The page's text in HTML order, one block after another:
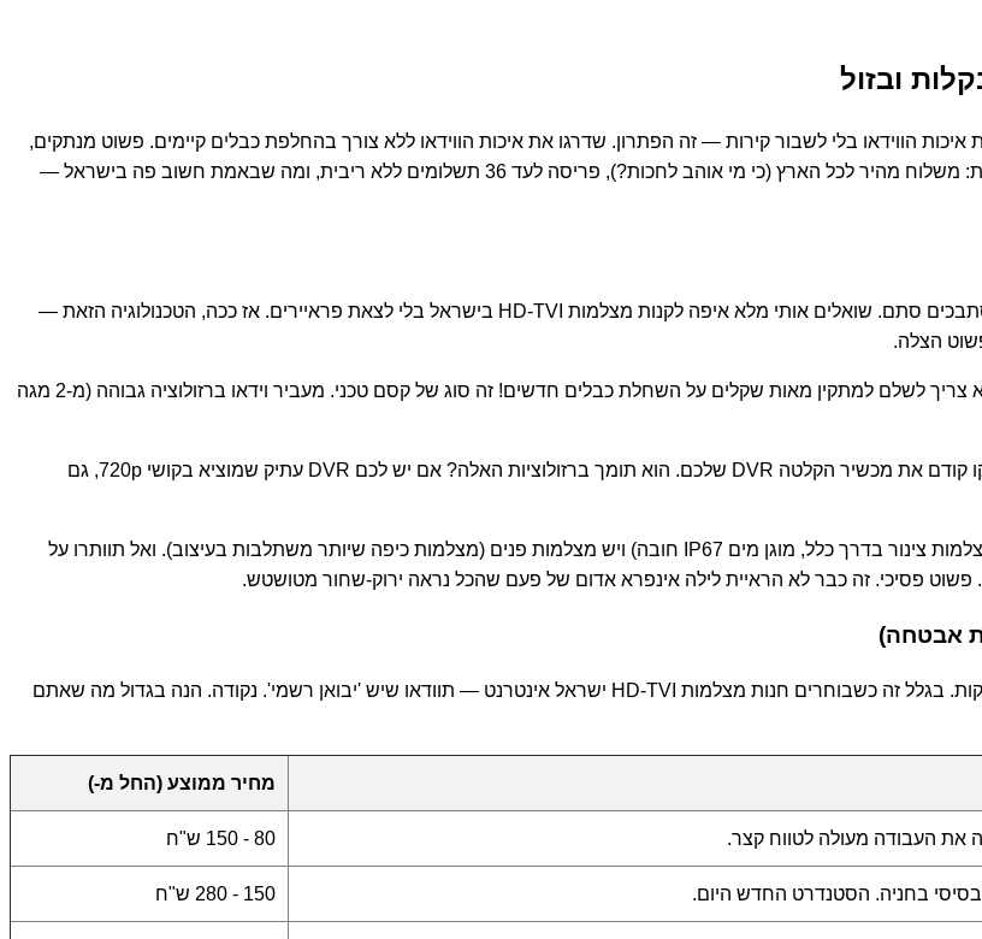
הווידאו בלי לשבור קירות — זה הפתרון. שדרגו את איכות הווידאו ללא צורך בהחלפת כבלים קיימים. פשוט מנתקים,
מחברים את החדשה ויש תמונה פגז. אנחנו בטופמרקט סוגרים לכם את כל הפינות: משלוח מהיר לכל הארץ (כי מי אוהב לחכות?), פריסה לעד 36 תשלומים ללא ריבית, ומה שבאמת חשוב פה בישראל —
תשמעו, אנחנו כבר ב-2026. המחירים ירדו משמעותית, ואני רואה איך אנשים מסתבכים סתם. שואלים אותי מלא איפה לקנות מצלמות HD-TVI בישראל בלי לצאת פראיירים. אז ככה, הטכנולוגיה הזאת —
למה? כי הכל רוכב על כבל קואקסיאלי RG59 הישן שלכם עם חיבור BNC רגיל. לא צריך לשלם למתקין מאות שקלים על השחלת כבלים חדשים! זה סוג של קסם טכני. מעביר וידאו ברזולוציה גבוהה (מ-2 מגה
אבל פה הקאץ' — כשאתם מחפשים מצלמות HD-TVI מחיר מיוחד אונליין, תבדקו קודם את מכשיר הקלטה DVR שלכם. הוא תומך ברזולוציות האלה? אם יש לכם DVR עתיק שמוציא בקושי 720p, גם
מהן מצלמות HD-TVI הכי טוב לקנות? תלוי איפה שמים אותן. יש מצלמות חוץ (מצלמות צינור בדרך כלל, מוגן מים IP67 חובה) ויש מצלמות פנים (מצלמות כיפה שיותר משתלבות בעיצוב). ואל תוותרו על
הרבה חבר'ה עושים השוואת מחירים מצלמות HD-TVI ונופלים על חנויות מפוקפקות. בגלל זה כשבוחרים חנות מצלמות HD-TVI ישראל אינטרנט — תוודאו שיש 'יבואן רשמי'. נקודה. הנה בגדול מה שאתם
מחיר ממוצע (החל מ-)
את העבודה מעולה לטווח קצר. 80 - 150 ש"ח
בחניה. הסטנדרט החדש היום. 150 - 280 ש"ח